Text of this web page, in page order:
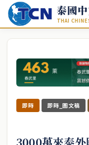
泰國
THAI
即時 即時_圖文稿
3000萬來泰